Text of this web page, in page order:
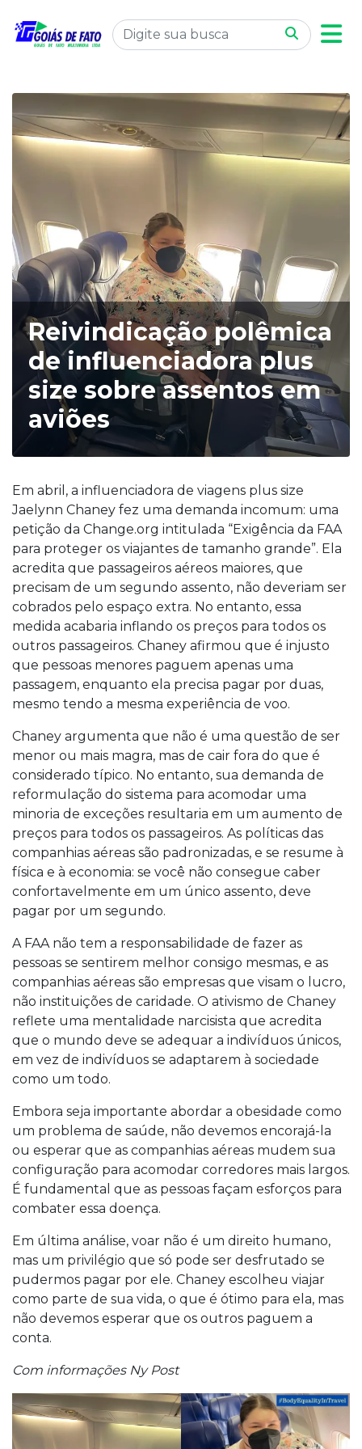
Reivindicação polêmica
de influenciadora plus
size sobre assentos em
aviões
Em abril, a influenciadora de viagens plus size
Jaelynn Chaney fez uma demanda incomum: uma
petição da Change.org intitulada “Exigência da FAA
para proteger os viajantes de tamanho grande”. Ela
acredita que passageiros aéreos maiores, que
precisam de um segundo assento, não deveriam ser
cobrados pelo espaço extra. No entanto, essa
medida acabaria inflando os preços para todos os
outros passageiros. Chaney afirmou que é injusto
que pessoas menores paguem apenas uma
passagem, enquanto ela precisa pagar por duas,
mesmo tendo a mesma experiência de voo.
Chaney argumenta que não é uma questão de ser
menor ou mais magra, mas de cair fora do que é
considerado típico. No entanto, sua demanda de
reformulação do sistema para acomodar uma
minoria de exceções resultaria em um aumento de
preços para todos os passageiros. As políticas das
companhias aéreas são padronizadas, e se resume à
física e à economia: se você não consegue caber
confortavelmente em um único assento, deve
pagar por um segundo.
A FAA não tem a responsabilidade de fazer as
pessoas se sentirem melhor consigo mesmas, e as
companhias aéreas são empresas que visam o lucro,
não instituições de caridade. O ativismo de Chaney
reflete uma mentalidade narcisista que acredita
que o mundo deve se adequar a indivíduos únicos,
em vez de indivíduos se adaptarem à sociedade
como um todo.
Embora seja importante abordar a obesidade como
um problema de saúde, não devemos encorajá-la
ou esperar que as companhias aéreas mudem sua
configuração para acomodar corredores mais largos.
É fundamental que as pessoas façam esforços para
combater essa doença.
Em última análise, voar não é um direito humano,
mas um privilégio que só pode ser desfrutado se
pudermos pagar por ele. Chaney escolheu viajar
como parte de sua vida, o que é ótimo para ela, mas
não devemos esperar que os outros paguem a
conta.
Com informações Ny Post